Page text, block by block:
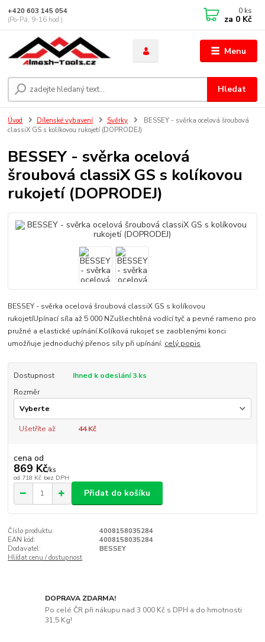
Menu
Hledat
+420 603 145 054
(Po-Pá, 9-16 hod.)
0 ks
za 0 Kč
Úvod Dílenské vybavení Svěrky
BESSEY - svěrka ocelová šroubová
classiX GS s kolíkovou rukojetí (DOPRODEJ)
BESSEY - svěrka ocelová
šroubová classiX GS s kolíkovou
rukojetí (DOPRODEJ)
BESSEY - svěrka ocelová šroubová classiX GS s kolíkovou
rukojetíUpínací síla až 5 000 NZušlechtěná vodící tyč a pevné rameno pro
pružné a elastické upínání.Kolíková rukojeť se zaoblenými konci
umožňuje jednoduchý přenos síly při upínání. celý popis
Dostupnost
Ihned k odeslání 3 ks
Rozměr
Ušetříte až 44 Kč
cena od
869 Kč/ks
od 718 Kč bez DPH
Přidat do košíku
Číslo produktu:
4008158035284
EAN kód:
4008158035284
Dodavatel:
BESSEY
Hlídat cenu / dostupnost
DOPRAVA ZDARMA!
Po celé ČR při nákupu nad 3 000 Kč s DPH a do hmotnosti
31,5 Kg!